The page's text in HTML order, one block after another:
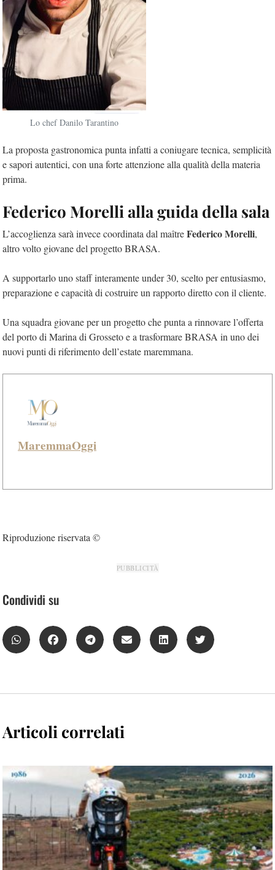
Lo chef Danilo Tarantino
La proposta gastronomica punta infatti a coniugare tecnica, semplicità
e sapori autentici, con una forte attenzione alla qualità della materia
prima.
Federico Morelli alla guida della sala
L’accoglienza sarà invece coordinata dal maîtreFederico Morelli,
altro volto giovane del progetto BRASA.
A supportarlo uno staff interamente under 30, scelto per entusiasmo,
preparazione e capacità di costruire un rapporto diretto con il cliente.
Una squadra giovane per un progetto che punta a rinnovare l’offerta
del porto di Marina di Grosseto e a trasformare BRASA in uno dei
nuovi punti di riferimento dell’estate maremmana.
MaremmaOggi
Riproduzione riservata ©
PUBBLICITÀ
Condividi su
Articoli correlati